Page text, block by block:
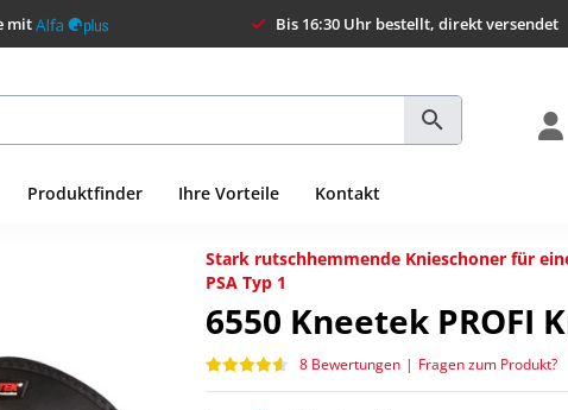
mit Bis 16:30 Uhr bestellt, direkt versendet
Produktfinder Ihre Vorteile Kontakt
Stark rutschhemmende Knieschoner für
PSA Typ 1
6550 Kneetek PROFI
8 Bewertungen | Fragen zum Produkt?